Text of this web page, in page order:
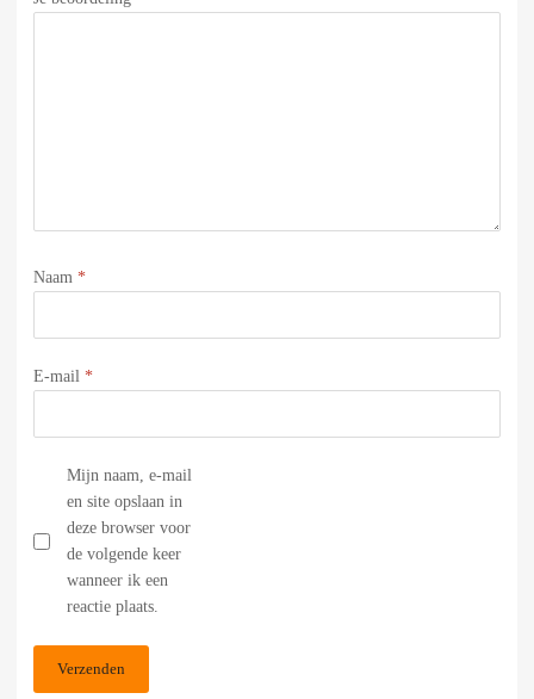
Naam *
E-mail *
Mijn naam, e-mail
en site opslaan in
deze browser voor
de volgende keer
wanneer ik een
reactie plaats.